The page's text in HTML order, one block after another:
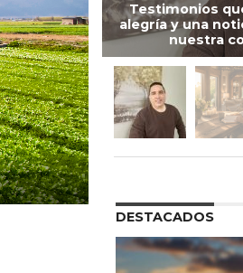
Testimonios
alegría y una
nuestra
DESTACADOS